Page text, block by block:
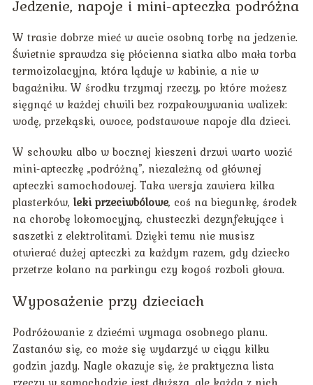
Jedzenie, napoje i mini-apteczka podróżna
W trasie dobrze mieć w aucie osobną torbę na jedzenie.
Świetnie sprawdza się płócienna siatka albo mała torba
termoizolacyjna, która ląduje w kabinie, a nie w
bagażniku. W środku trzymaj rzeczy, po które możesz
sięgnąć w każdej chwili bez rozpakowywania walizek:
wodę, przekąski, owoce, podstawowe napoje dla dzieci.
W schowku albo w bocznej kieszeni drzwi warto wozić
mini-apteczkę „podróżną”, niezależną od głównej
apteczki samochodowej. Taka wersja zawiera kilka
plasterków, leki przeciwbólowe, coś na biegunkę, środek
na chorobę lokomocyjną, chusteczki dezynfekujące i
saszetki z elektrolitami. Dzięki temu nie musisz
otwierać dużej apteczki za każdym razem, gdy dziecko
przetrze kolano na parkingu czy kogoś rozboli głowa.
Wyposażenie przy dzieciach
Podróżowanie z dziećmi wymaga osobnego planu.
Zastanów się, co może się wydarzyć w ciągu kilku
godzin jazdy. Nagle okazuje się, że praktyczna lista